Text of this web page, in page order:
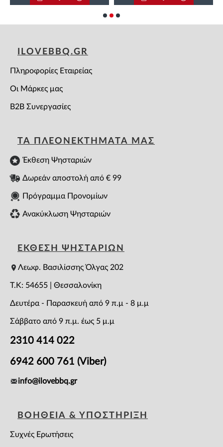
ILOVEBBQ.GR
Πληροφορίες Εταιρείας
Οι Μάρκες μας
B2B Συνεργασίες
ΤΑ ΠΛΕΟΝΕΚΤΗΜΑΤΑ ΜΑΣ
Έκθεση Ψησταριών
Δωρεάν αποστολή από € 99
Πρόγραμμα Προνομίων
Ανακύκλωση Ψησταριών
ΕΚΘΕΣΗ ΨΗΣΤΑΡΙΩΝ
Λεωφ. Βασιλίσσης Όλγας 202
T.K: 54655 | Θεσσαλονίκη
Δευτέρα - Παρασκευή από 9 π.μ - 8 μ.μ
Σάββατο από 9 π.μ. έως 5 μ.μ
2310 414 022
6942 600 761 (Viber)
info@ilovebbq.gr
ΒΟΗΘΕΙΑ & ΥΠΟΣΤΗΡΙΞΗ
Συχνές Ερωτήσεις